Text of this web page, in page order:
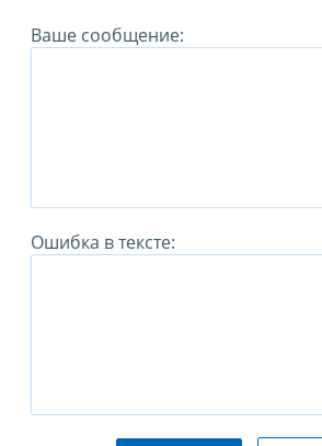
Ваше сообщение:
Ошибка в тексте: